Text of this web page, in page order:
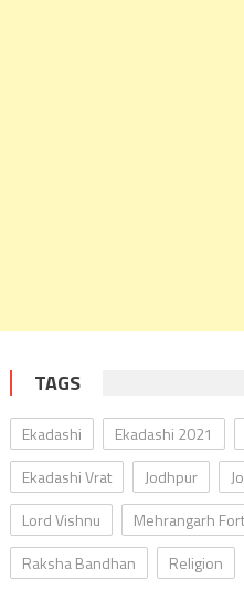
TAGS
Ekadashi Ekadashi 2021
Ekadashi Vrat
Jodhpur
Lord Vishnu
Mehrangarh Fort
Raksha Bandhan
Religion